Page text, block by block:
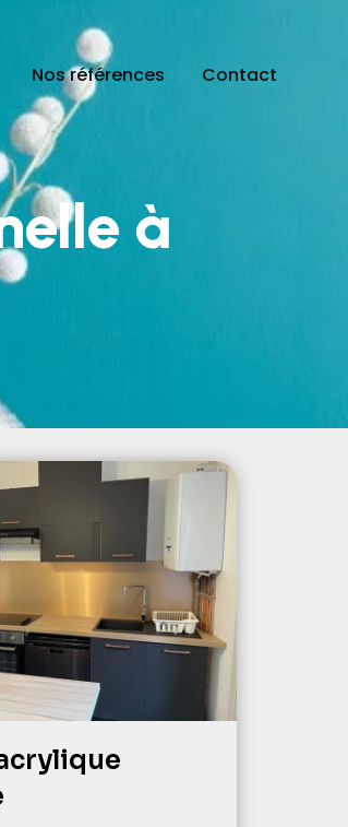
Nos références Contact
à